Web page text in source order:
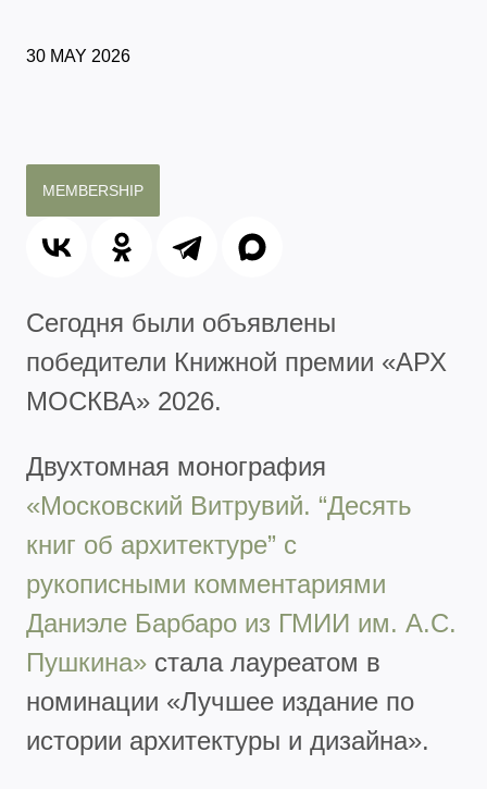
30 MAY 2026
MEMBERSHIP
Сегодня были объявлены
победители Книжной премии «АРХ
МОСКВА» 2026.
Двухтомная монография
«Московский Витрувий. “Десять
книг об архитектуре” с
рукописными комментариями
Даниэле Барбаро из ГМИИ им. А.С.
Пушкина» стала лауреатом в
номинации «Лучшее издание по
истории архитектуры и дизайна».